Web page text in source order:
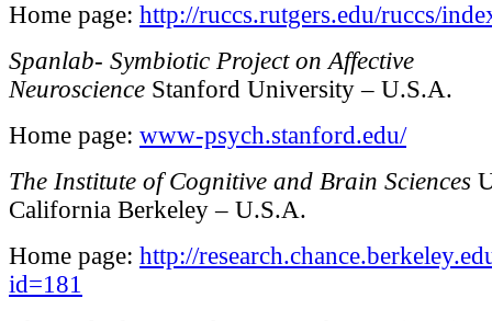
Home page: http://ruccs.rutgers.edu/ruccs/
Spanlab- Symbiotic Project on Affective
Neuroscience Stanford University – U.S.A.
Home page: www-psych.stanford.edu/
The Institute of Cognitive and Brain Sciences
California Berkeley – U.S.A.
Home page: http://
id=181